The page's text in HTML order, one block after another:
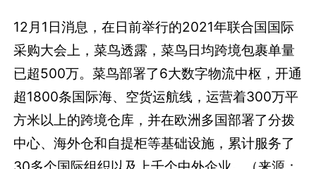
12月1日消息，在日前举行的2021年联合国国际
采购大会上，菜鸟透露，菜鸟日均跨境包裹单量
已超500万。菜鸟部署了6大数字物流中枢，开通
超1800条国际海、空货运航线，运营着300万平
方米以上的跨境仓库，并在欧洲多国部署了分拨
中心、海外仓和自提柜等基础设施，累计服务了